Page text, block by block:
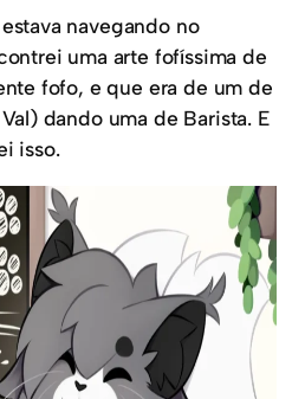
navegando no
uma arte fofíssima de
fofo, e que era de um de
dando uma de Barista. E
isso.